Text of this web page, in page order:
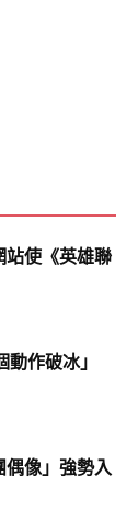
站使《英雄聯
動作破冰」
偶像」強勢入